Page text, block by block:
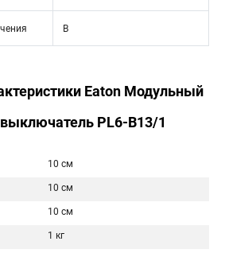
B
Eaton Модульный
PL6-B13/1
10 см
10 см
10 см
1 кг